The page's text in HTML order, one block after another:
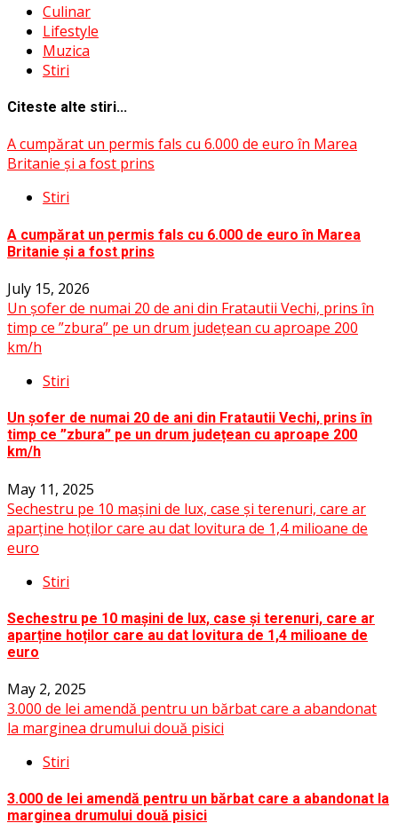
Culinar
Lifestyle
Muzica
Stiri
Citeste alte stiri...
A cumpărat un permis fals cu 6.000 de euro în Marea
Britanie și a fost prins
Stiri
A cumpărat un permis fals cu 6.000 de euro în Marea
Britanie și a fost prins
July 15, 2026
Un șofer de numai 20 de ani din Fratautii Vechi, prins în
timp ce ”zbura” pe un drum județean cu aproape 200
km/h
Stiri
Un șofer de numai 20 de ani din Fratautii Vechi, prins în
timp ce ”zbura” pe un drum județean cu aproape 200
km/h
May 11, 2025
Sechestru pe 10 mașini de lux, case și terenuri, care ar
aparține hoților care au dat lovitura de 1,4 milioane de
euro
Stiri
Sechestru pe 10 mașini de lux, case și terenuri, care ar
aparține hoților care au dat lovitura de 1,4 milioane de
euro
May 2, 2025
3.000 de lei amendă pentru un bărbat care a abandonat
la marginea drumului două pisici
Stiri
3.000 de lei amendă pentru un bărbat care a abandonat la
marginea drumului două pisici